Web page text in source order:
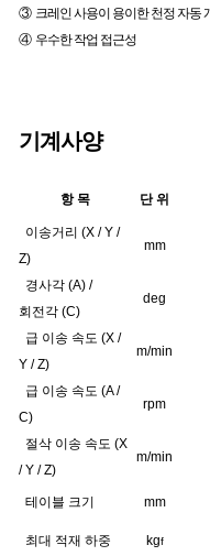
③ 크레인 사용이 용이한 천정 자동
④ 우수한 작업 접근성
기계사양
항 목 단 위
이송거리 (X / Y /
Z)
mm
경사각 (A) /
회전각 (C)
deg
급 이송 속도 (X /
Y / Z)
m/min
급 이송 속도 (A /
C)
rpm
절삭 이송 속도 (X
/ Y / Z)
m/min
테이블 크기 mm
최대 적재 하중 kgf